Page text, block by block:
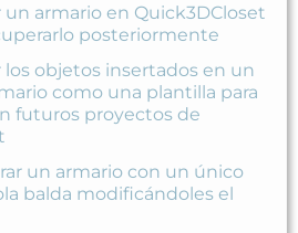
armario en Quick3DCloset
posteriormente
los objetos insertados en un
como una plantilla para
futuros proyectos de
un armario con un único
balda modificándoles el